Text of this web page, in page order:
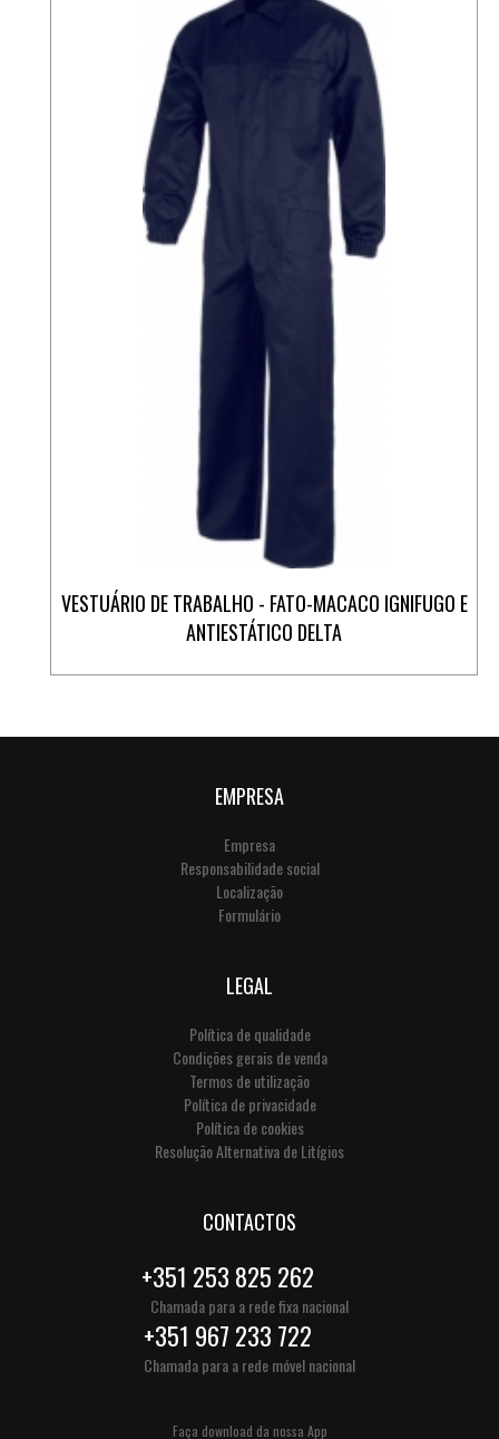
VESTUÁRIO DE TRABALHO - FATO-MACACO IGNIFUGO E
ANTIESTÁTICO DELTA
EMPRESA
Empresa
Responsabilidade social
Localização
Formulário
LEGAL
Política de qualidade
Condições gerais de venda
Termos de utilização
Política de privacidade
Política de cookies
Resolução Alternativa de Litígios
CONTACTOS
+351 253 825 262
Chamada para a rede fixa nacional
+351 967 233 722
Chamada para a rede móvel nacional
Faça download da nossa App